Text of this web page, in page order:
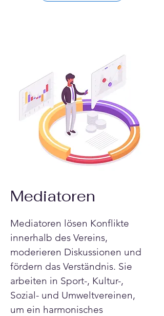
Mediatoren
Mediatoren lösen Konflikte
innerhalb des Vereins,
moderieren Diskussionen und
fördern das Verständnis. Sie
arbeiten in Sport-, Kultur-,
Sozial- und Umweltvereinen,
um ein harmonisches